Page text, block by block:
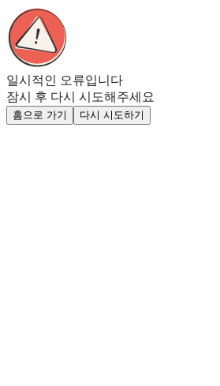
일시적인 오류입니다
잠시 후 다시 시도해주세요
홈으로 가기 다시 시도하기